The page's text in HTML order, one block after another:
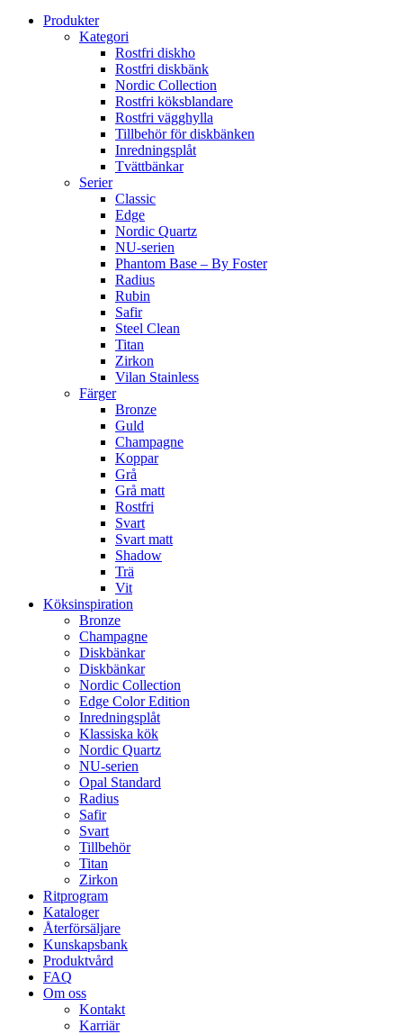
Produkter
Kategori
Rostfri diskho
Rostfri diskbänk
Nordic Collection
Rostfri köksblandare
Rostfri vägghylla
Tillbehör för diskbänken
Inredningsplåt
Tvättbänkar
Serier
Classic
Edge
Nordic Quartz
NU-serien
Phantom Base – By Foster
Radius
Rubin
Safir
Steel Clean
Titan
Zirkon
Vilan Stainless
Färger
Bronze
Guld
Champagne
Koppar
Grå
Grå matt
Rostfri
Svart
Svart matt
Shadow
Trä
Vit
Köksinspiration
Bronze
Champagne
Diskbänkar
Diskbänkar
Nordic Collection
Edge Color Edition
Inredningsplåt
Klassiska kök
Nordic Quartz
NU-serien
Opal Standard
Radius
Safir
Svart
Tillbehör
Titan
Zirkon
Ritprogram
Kataloger
Återförsäljare
Kunskapsbank
Produktvård
FAQ
Om oss
Kontakt
Karriär